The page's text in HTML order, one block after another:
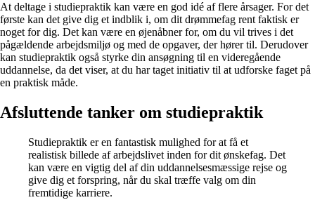
At deltage i studiepraktik kan være en god idé af flere årsager. For det
første kan det give dig et indblik i, om dit drømmefag rent faktisk er
noget for dig. Det kan være en øjenåbner for, om du vil trives i det
pågældende arbejdsmiljø og med de opgaver, der hører til. Derudover
kan studiepraktik også styrke din ansøgning til en videregående
uddannelse, da det viser, at du har taget initiativ til at udforske faget på
en praktisk måde.
Afsluttende tanker om studiepraktik
Studiepraktik er en fantastisk mulighed for at få et
realistisk billede af arbejdslivet inden for dit ønskefag. Det
kan være en vigtig del af din uddannelsesmæssige rejse og
give dig et forspring, når du skal træffe valg om din
fremtidige karriere.